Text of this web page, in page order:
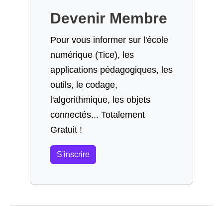
Devenir Membre
Pour vous informer sur l'école
numérique (Tice), les
applications pédagogiques, les
outils, le codage,
l'algorithmique, les objets
connectés... Totalement
Gratuit !
S'inscrire